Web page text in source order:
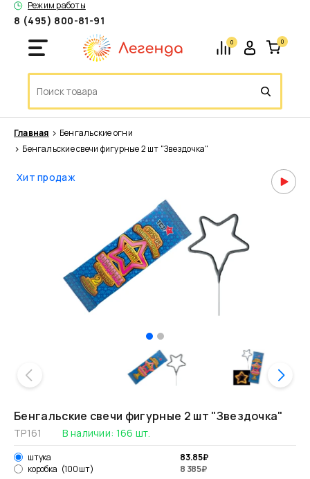
Режим работы
8 (495) 800-81-91
0 0
Главная
Бенгальские огни
Бенгальские свечи фигурные 2 шт "Звездочка"
Хит продаж
Бенгальские свечи фигурные 2 шт "Звездочка"
ТР161 В наличии: 166 шт.
штука 83.85₽
коробка (100 шт) 8 385₽